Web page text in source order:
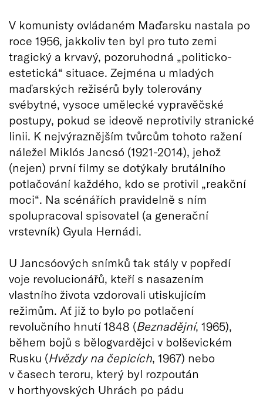
V komunisty ovládaném Maďarsku nastala po
roce 1956, jakkoliv ten byl pro tuto zemi
tragický a krvavý, pozoruhodná „politicko-
estetická“ situace. Zejména u mladých
maďarských režisérů byly tolerovány
svébytné, vysoce umělecké vypravěčské
postupy, pokud se ideově neprotivily stranické
linii. K nejvýraznějším tvůrcům tohoto ražení
náležel Miklós Jancsó (1921-2014), jehož
(nejen) první filmy se dotýkaly brutálního
potlačování každého, kdo se protivil „reakční
moci“. Na scénářích pravidelně s ním
spolupracoval spisovatel (a generační
vrstevník) Gyula Hernádi.
U Jancsóových snímků tak stály v popředí
voje revolucionářů, kteří s nasazením
vlastního života vzdorovali utiskujícím
režimům. Ať již to bylo po potlačení
revolučního hnutí 1848 (Beznadějní, 1965),
během bojů s bělogvardějci v bolševickém
Rusku (Hvězdy na čepicích, 1967) nebo
v časech teroru, který byl rozpoután
v horthyovských Uhrách po pádu